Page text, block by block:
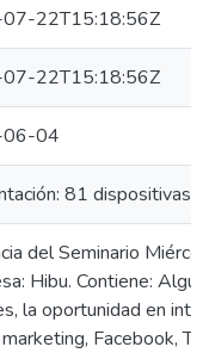
22T15:18:56Z
22T15:18:56Z
04
81 dispositivas.
del Seminario
Hibu. Contiene:
la oportunidad en
Facebook,